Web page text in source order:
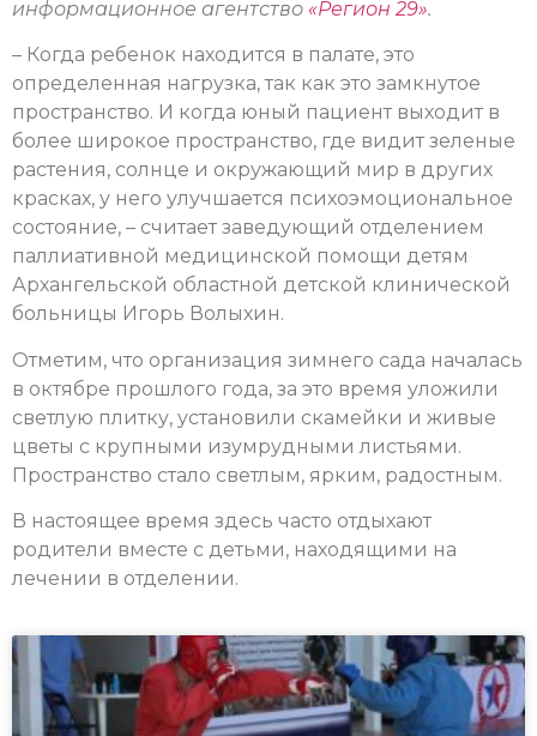
информационное агентство «Регион 29».
– Когда ребенок находится в палате, это
определенная нагрузка, так как это замкнутое
пространство. И когда юный пациент выходит в
более широкое пространство, где видит зеленые
растения, солнце и окружающий мир в других
красках, у него улучшается психоэмоциональное
состояние, – считает заведующий отделением
паллиативной медицинской помощи детям
Архангельской областной детской клинической
больницы Игорь Волыхин.
Отметим, что организация зимнего сада началась
в октябре прошлого года, за это время уложили
светлую плитку, установили скамейки и живые
цветы с крупными изумрудными листьями.
Пространство стало светлым, ярким, радостным.
В настоящее время здесь часто отдыхают
родители вместе с детьми, находящими на
лечении в отделении.